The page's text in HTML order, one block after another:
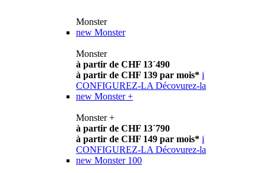
Monster
new Monster
Monster
à partir de CHF 13´490
à partir de CHF 139 par mois* i
CONFIGUREZ-LA Décovurez-la
new Monster +
Monster +
à partir de CHF 13´790
à partir de CHF 149 par mois* i
CONFIGUREZ-LA Décovurez-la
new Monster 100